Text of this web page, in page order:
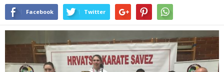
Facebook Twitter